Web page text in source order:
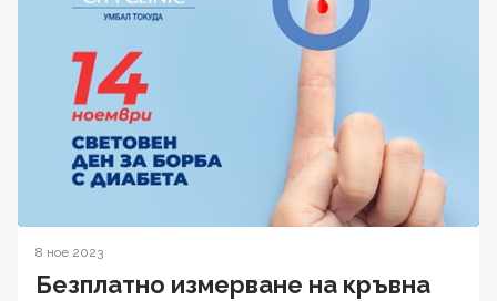
8 ное 2023
Безплатно измерване на кръвна